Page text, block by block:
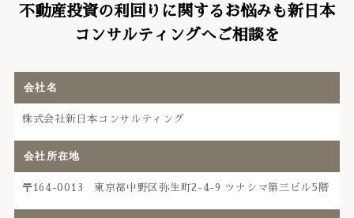
不動産投資の利回りに関するお悩みも新日本
コンサルティングへご相談を
会社名
株式会社新日本コンサルティング
会社所在地
〒164-0013 東京都中野区弥生町2-4-9 ツナシマ第三ビル5階